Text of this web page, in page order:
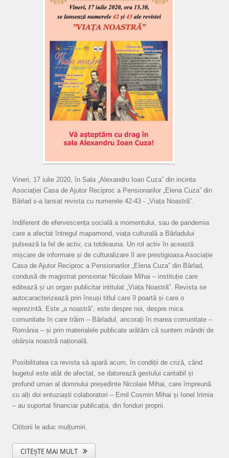
Vineri, 17 iulie 2020, în Sala „Alexandru Ioan Cuza” din incinta
Asociației Casa de Ajutor Reciproc a Pensionarilor „Elena Cuza” din
Bârlad s-a lansat revista cu numerele 42-43 - „Viața Noastră”.
Indiferent de efervescența socială a momentului, sau de pandemia
care a afectat întregul mapamond, viața culturală a Bârladului
pulsează la fel de activ, ca totdeauna. Un rol activ în această
mișcare de informare și de culturalizare îl are prestigioasa Asociație
Casa de Ajutor Reciproc a Pensionarilor „Elena Cuza” din Bârlad,
condusă de magistrat pensionar Nicolaie Mihai – instituție care
editează și un organ publicitar intitulat „Viața Noastră”. Revista se
autocaracterizează prin însuși titlul care îl poartă și care o
reprezintă. Este „a noastră”, este despre noi, despre mica
comunitate în care trăim – Bârladul, ancorați în marea comunitate –
România – și prin materialele publicate arătăm că suntem mândri de
obârșia noastră națională.
Posibilitatea ca revista să apară acum, în condiții de criză, când
bugetul este atât de afectat, se datorează gestului caritabil și
profund uman al domnului președinte Nicolaie Mihai, care împreună
cu alți doi entuziaști colaboratori – Emil Cosmin Mihai și Ionel Irimia
– au suportat financiar publicația, din fonduri proprii.
Cititorii le aduc mulțumiri.
CITEȘTE MAI MULT